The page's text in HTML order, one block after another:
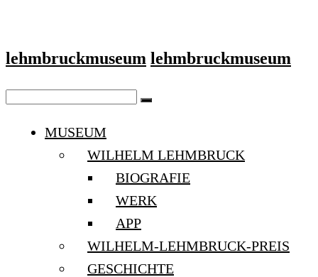
lehmbruckmuseum lehmbruckmuseum
MUSEUM
WILHELM LEHMBRUCK
BIOGRAFIE
WERK
APP
WILHELM-LEHMBRUCK-PREIS
GESCHICHTE